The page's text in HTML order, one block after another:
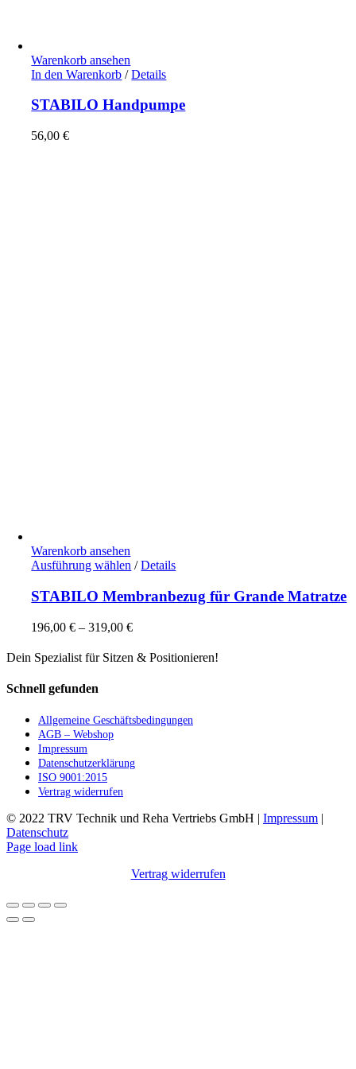
Warenkorb ansehen
In den Warenkorb / Details
STABILO Handpumpe
56,00€
Warenkorb ansehen
Ausführung wählen Dieses
weist
mehrere
Die
Optionen
Produktseite
/ Details
STABILO Membranbezug für Grande Matratze
196,00€ –319,00€
Dein Spezialist für Sitzen & Positionieren!
Schnell gefunden
Allgemeine Geschäftsbedingungen
AGB – Webshop
Impressum
Datenschutzerklärung
ISO 9001:2015
Vertrag widerrufen
© 2022 TRV Technik und Reha Vertriebs GmbH | Impressum |
Datenschutz
Facebook
Instagram
E-
Page load link
Vertrag widerrufen